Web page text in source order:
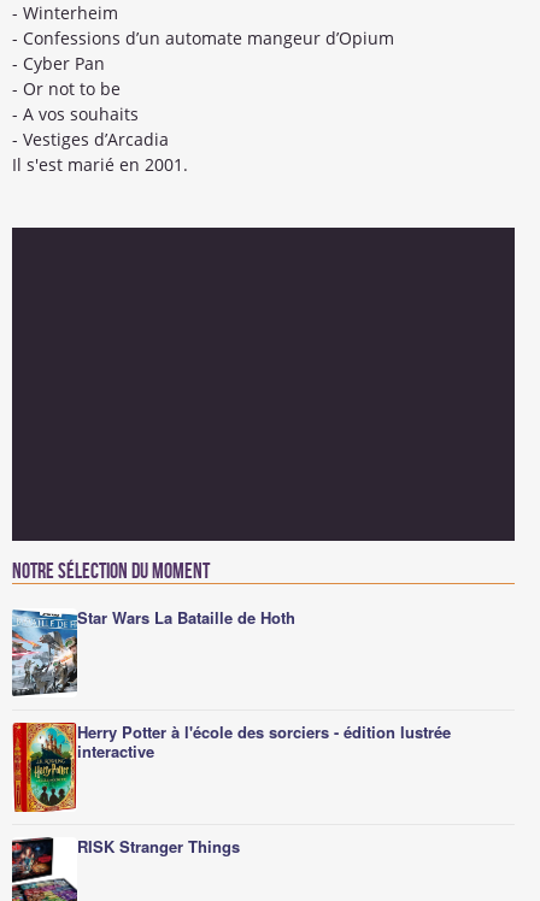
- Winterheim
- Confessions d’un automate mangeur d’Opium
- Cyber Pan
- Or not to be
- A vos souhaits
- Vestiges d’Arcadia
Il s'est marié en 2001.
Notre sélection du moment
Star Wars La Bataille de Hoth
Herry Potter à l'école des sorciers - édition lustrée
interactive
RISK Stranger Things